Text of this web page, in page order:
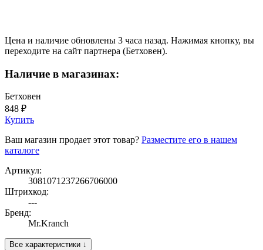
Цена и наличие обновлены 3 часа назад. Нажимая кнопку, вы
переходите на сайт партнера (Бетховен).
Наличие в магазинах:
Бетховен
848 ₽
Купить
Ваш магазин продает этот товар? Разместите его в нашем
каталоге
Артикул:
3081071237266706000
Штрихкод:
---
Бренд:
Mr.Kranch
Все характеристики ↓